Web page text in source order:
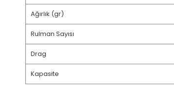
Ağırlık (gr)
Rulman Sayısı
Drag
Kapasite